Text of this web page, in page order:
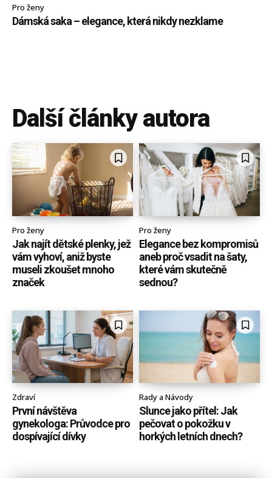
Pro ženy
Dámská saka – elegance, která nikdy nezklame
Další články autora
Pro ženy
Jak najít dětské plenky, jež
vám vyhoví, aniž byste
museli zkoušet mnoho
značek
Pro ženy
Elegance bez kompromisů
aneb proč vsadit na šaty,
které vám skutečně
sednou?
Zdraví
První návštěva
gynekologa: Průvodce pro
dospívající dívky
Rady a Návody
Slunce jako přítel: Jak
pečovat o pokožku v
horkých letních dnech?